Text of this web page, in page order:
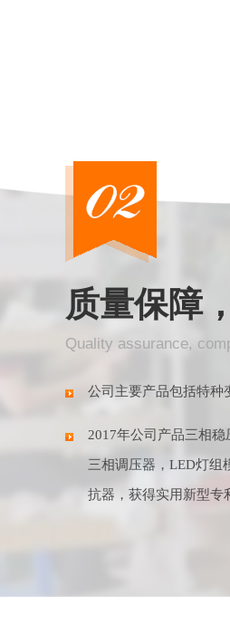
质量保障
Quality assurance,
公司主要产品包括特种
2017年公司产品三相
三相调压器，LED灯组
抗器，获得实用新型专